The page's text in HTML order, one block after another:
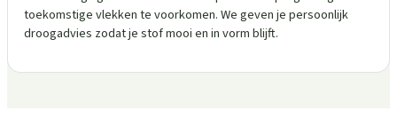
toekomstige vlekken te voorkomen. We geven je persoonlijk
droogadvies zodat je stof mooi en in vorm blijft.